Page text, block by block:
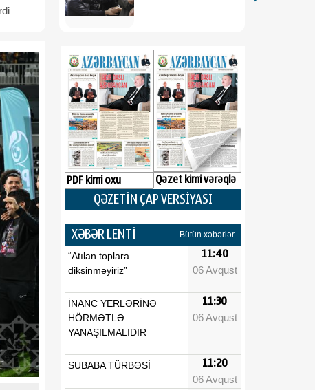
PDF kimi oxu Qəzet kimi vərəqlə
QƏZETİN ÇAP VERSİYASI
XƏBƏR LENTİ Bütün xəbərlər
“Atılan toplara
diksinməyiriz”
11:40
06 Avqust
İNANC YERLƏRİNƏ
HÖRMƏTLƏ
YANAŞILMALIDIR
11:30
06 Avqust
SUBABA TÜRBƏSİ 11:20
06 Avqust